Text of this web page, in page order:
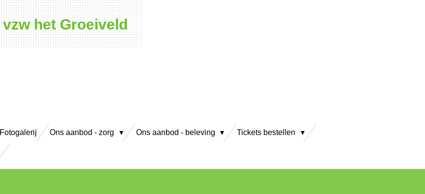
vzw het Groeiveld
Fotogalerij Ons aanbod - zorg Ons aanbod - beleving Tickets bestellen